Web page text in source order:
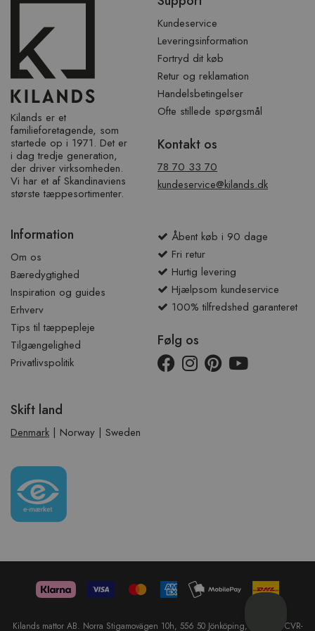
over
Kilands er et
familieforetagende, som
startede op i 1971. Det er
i dag tredje generation,
der driver virksomheden.
Vi har et af ​​Skandinaviens
største tæppesortimenter.
Kundeservice
Leveringsinformation
Fortryd dit køb
Retur og reklamation
Handelsbetingelser
Ofte stillede spørgsmål
Kontakt os
78 70 33 70
kundeservice@kilands.dk
Information
Om os
Bæredygtighed
Inspiration og guides
Erhverv
Tips til tæppepleje
Tilgængelighed
Privatlivspolitik
Åbent køb i 90 dage
Fri retur
Hurtig levering
Hjælpsom kundeservice
100% tilfredshed garanteret
Følg os
Skift land
Denmark | Norway | Sweden
Kilands mattor AB. Norra Stigamovägen 10h, 556 50 Jönköping, Sweden. CVR-